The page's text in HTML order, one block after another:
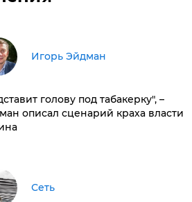
Игорь Эйдман
голову под табакерку", –
описал сценарий краха власти
Сеть